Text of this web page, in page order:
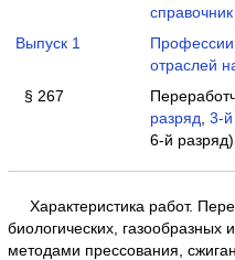
Выпуск 1
отраслей
§ 267
разряд 3-й
6-й разряд)
Характеристика работ.
биологических, газообразных
методами прессования,